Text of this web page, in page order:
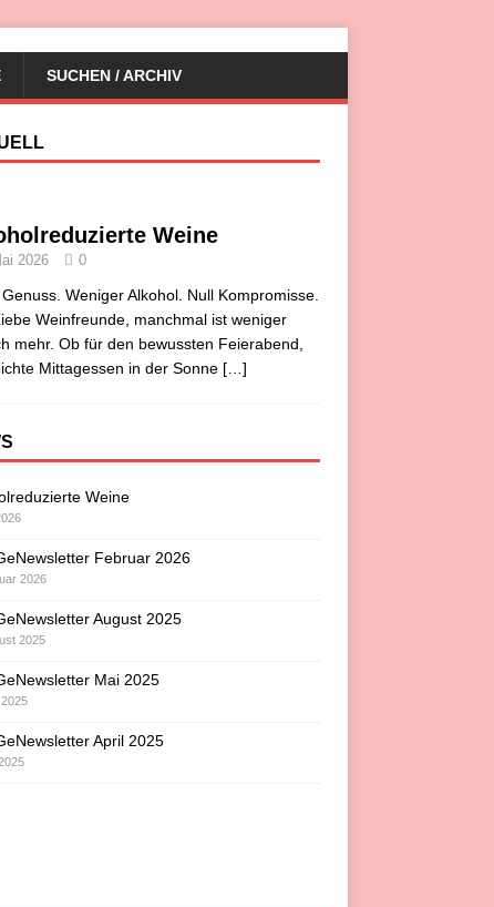
SUCHEN / ARCHIV
Weine
2026 0
Weniger Alkohol. Null Kompromisse.
Weinfreunde, manchmal ist weniger
mehr. Ob für den bewussten Feierabend,
Mittagessen in der Sonne […]
Weine
Februar 2026
2026
August 2025
2025
Mai 2025
April 2025